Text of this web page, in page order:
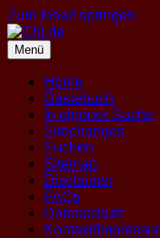
Zum Inhalt springen
Menü
Home
Gästebuch
In eigener Sache
Sitechanges
Suchen
Sitemap
Disclaimer
FAQs
Datenschutz
Kontakt/